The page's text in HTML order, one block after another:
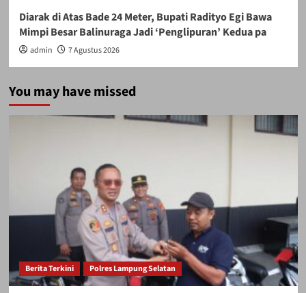
Diarak di Atas Bade 24 Meter, Bupati Radityo Egi Bawa
Mimpi Besar Balinuraga Jadi ‘Penglipuran’ Kedua pa
admin 7 Agustus 2026
You may have missed
Berita Terkini Polres Lampung Selatan